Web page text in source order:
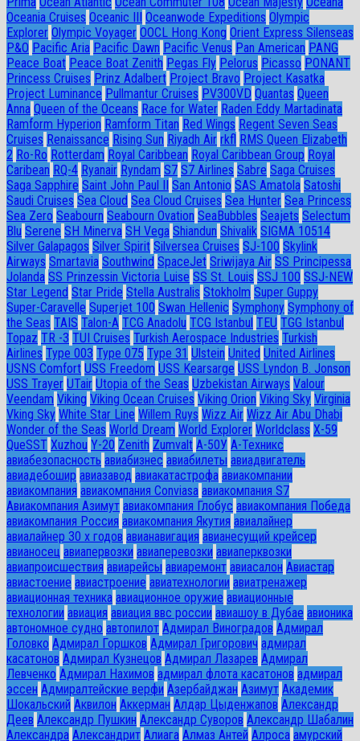
Oceania Cruises Oceanic III Oceanwode Expeditions Olympic
Explorer Olympic Voyager OOCL Hong Kong Orient Express Silenseas
P&O Pacific Aria Pacific Dawn Pacific Venus Pan American PANG
Peace Boat Peace Boat Zenith Pegas Fly Pelorus Picasso PONANT
Princess Cruises Prinz Adalbert Project Bravo Project Kasatka
Project Luminance Pullmantur Cruises PV300VD Quantas Queen
Anna Queen of the Oceans Race for Water Raden Eddy Martadinata
Ramform Hyperion Ramform Titan Red Wings Regent Seven Seas
Cruises Renaissance Rising Sun Riyadh Air rkfl RMS Queen Elizabeth
2 Ro-Ro Rotterdam Royal Caribbean Royal Caribbean Group Royal
Caribean RQ-4 Ryanair Ryndam S7 S7 Airlines Sabre Saga Cruises
Saga Sapphire Saint John Paul II San Antonio SAS Amatola Satoshi
Saudi Cruises Sea Cloud Sea Cloud Cruises Sea Hunter Sea Princess
Sea Zero Seabourn Seabourn Ovation SeaBubbles Seajets Selectum
Blu Serene SH Minerva SH Vega Shiandun Shivalik SIGMA 10514
Silver Galapagos Silver Spirit Silversea Cruises SJ-100 Skylink
Airways Smartavia Southwind SpaceJet Sriwijaya Air SS Principessa
Jolanda SS Prinzessin Victoria Luise SS St. Louis SSJ 100 SSJ-NEW
Star Legend Star Pride Stella Australis Stokholm Super Guppy
Super-Caravelle Superjet 100 Swan Hellenic Symphony Symphony of
the Seas TAIS Talon-A TCG Anadolu TCG Istanbul TEU TGG Istanbul
Topaz TR -3 TUI Cruises Turkish Aerospace Industries Turkish
Airlines Type 003 Type 075 Type 31 Ulstein United United Airlines
USNS Comfort USS Freedom USS Kearsarge USS Lyndon B. Jonson
USS Trayer UTair Utopia of the Seas Uzbekistan Airways Valour
Veendam Viking Viking Ocean Cruises Viking Orion Viking Sky Virginia
Vking Sky White Star Line Willem Ruys Wizz Air Wizz Air Abu Dhabi
Wonder of the Seas World Dream World Explorer Worldclass X-59
QueSST Xuzhou Y-20 Zenith Zumvalt А-50У А-Техникс
авиабезопасность авиабизнес авиабилеты авиадвигатель
авиадебошир авиазавод авиакатастрофа авиакомпании
авиакомпания авиакомпания Conviasa авиакомпания S7
Авиакомпания Азимут авиакомпания Глобус авиакомпания Победа
авиакомпания Россия авиакомпания Якутия авиалайнер
авиалайнер 30 х годов авианавигация авианесущий крейсер
авианосец авиапервозки авиаперевозки авиаперквозки
авиапроисшествия авиарейсы авиаремонт авиасалон Авиастар
авиастоение авиастроение авиатехнологии авиатренажер
авиационная техника авиационное оружие авиационные
технологии авиация авиация ввс россии авиашоу в Дубае авионика
автономное судно автопилот Адмирал Виноградов Адмирал
Головко Адмирал Горшков Адмирал Григорович адмирал
касатонов Адмирал Кузнецов Адмирал Лазарев Адмирал
Левченко Адмирал Нахимов адмирал флота касатонов адмирал
эссен Адмиралтейские верфи Азербайджан Азимут Академик
Шокальский Аквилон Аккерман Алдар Цыденжапов Александр
Деев Александр Пушкин Александр Суворов Александр Шабалин
Александра Александрит Алиага Алмаз Антей Алроса амурский